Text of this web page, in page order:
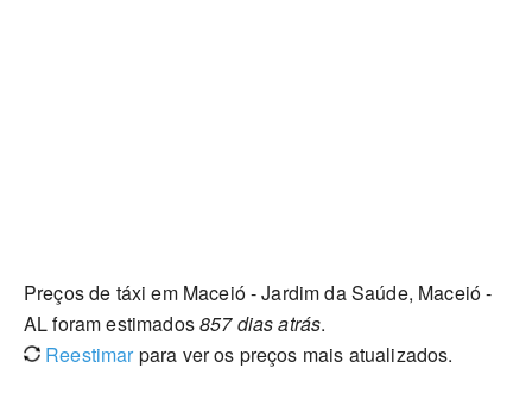
Preços de táxi em Maceió - Jardim da Saúde, Maceió -
AL foram estimados857 dias atrás.
Reestimarpara ver os preços mais atualizados.